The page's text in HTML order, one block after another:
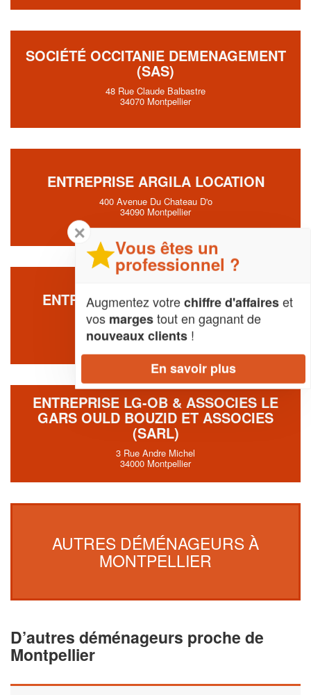
SOCIÉTÉ OCCITANIE DEMENAGEMENT
(SAS)
48 Rue Claude Balbastre
34070 Montpellier
ENTREPRISE ARGILA LOCATION
400 Avenue Du Chateau D'o
34090 Montpellier
ENTREPRISE CATLLAR LOCATION
18 Rue Du Pila Saint Gely
34000 Montpellier
ENTREPRISE LG-OB & ASSOCIES LE
GARS OULD BOUZID ET ASSOCIES
(SARL)
3 Rue Andre Michel
34000 Montpellier
AUTRES DÉMÉNAGEURS À
MONTPELLIER
D’autres déménageurs proche de
Montpellier
✕
Vous êtes un
professionnel ?
Augmentez votrechiffre d'affaireset
vos margestout en gagnant de
nouveaux clients !
En savoir plus